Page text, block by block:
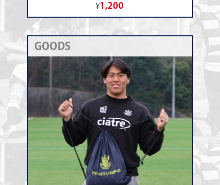
¥1,200
GOODS